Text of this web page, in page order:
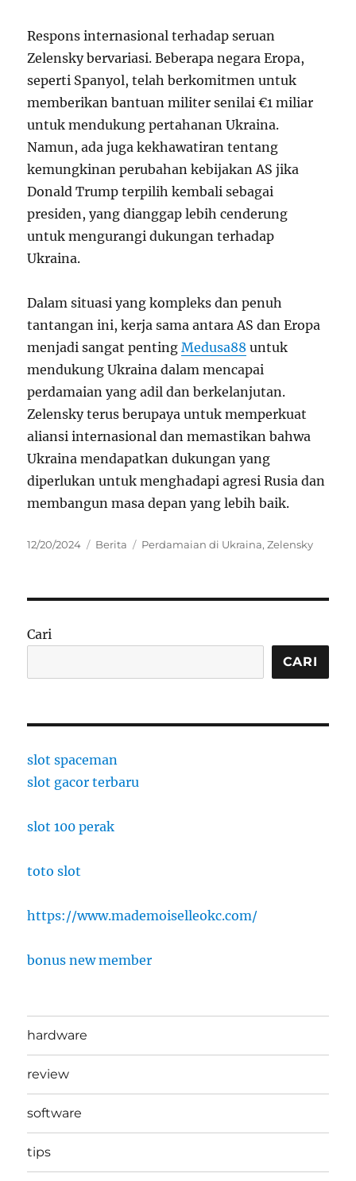
Respons internasional terhadap seruan
Zelensky bervariasi. Beberapa negara Eropa,
seperti Spanyol, telah berkomitmen untuk
memberikan bantuan militer senilai €1 miliar
untuk mendukung pertahanan Ukraina.
Namun, ada juga kekhawatiran tentang
kemungkinan perubahan kebijakan AS jika
Donald Trump terpilih kembali sebagai
presiden, yang dianggap lebih cenderung
untuk mengurangi dukungan terhadap
Ukraina.
Dalam situasi yang kompleks dan penuh
tantangan ini, kerja sama antara AS dan Eropa
menjadi sangat pentingMedusa88 untuk
mendukung Ukraina dalam mencapai
perdamaian yang adil dan berkelanjutan.
Zelensky terus berupaya untuk memperkuat
aliansi internasional dan memastikan bahwa
Ukraina mendapatkan dukungan yang
diperlukan untuk menghadapi agresi Rusia dan
membangun masa depan yang lebih baik.
Posted
12/20/2024 Categories
Berita Tags
Perdamaian di Ukraina,Zelensky
Cari
CARI
slot spaceman
slot gacor terbaru
slot 100 perak
toto slot
https://www.mademoiselleokc.com/
bonus new member
hardware
review
software
tips